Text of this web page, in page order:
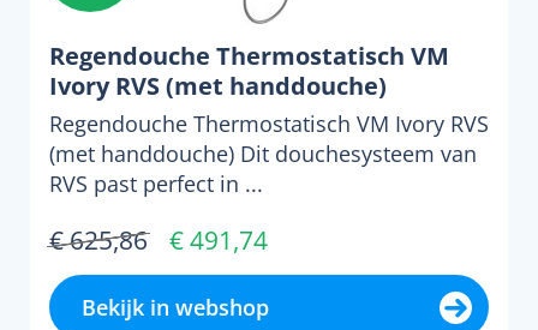
Regendouche Thermostatisch VM
Ivory RVS (met handdouche)
Regendouche Thermostatisch VM Ivory RVS
(met handdouche) Dit douchesysteem van
RVS past perfect in ...
€ 625,86 € 491,74
Bekijk in webshop